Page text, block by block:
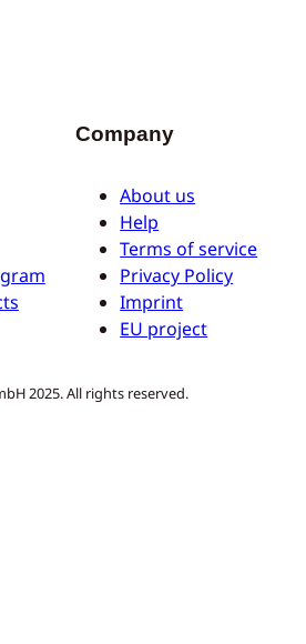
Company
About us
Help
Terms of service
Privacy Policy
Imprint
EU project
2025. All rights reserved.